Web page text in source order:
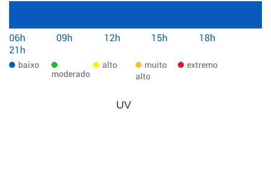
06h 09h 12h 15h
18h
21h
baixo
moderado
alto
muito
alto
extremo
UV